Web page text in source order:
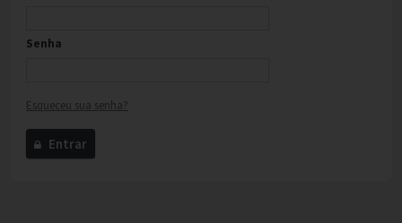
Senha
Esqueceu sua senha?
Entrar